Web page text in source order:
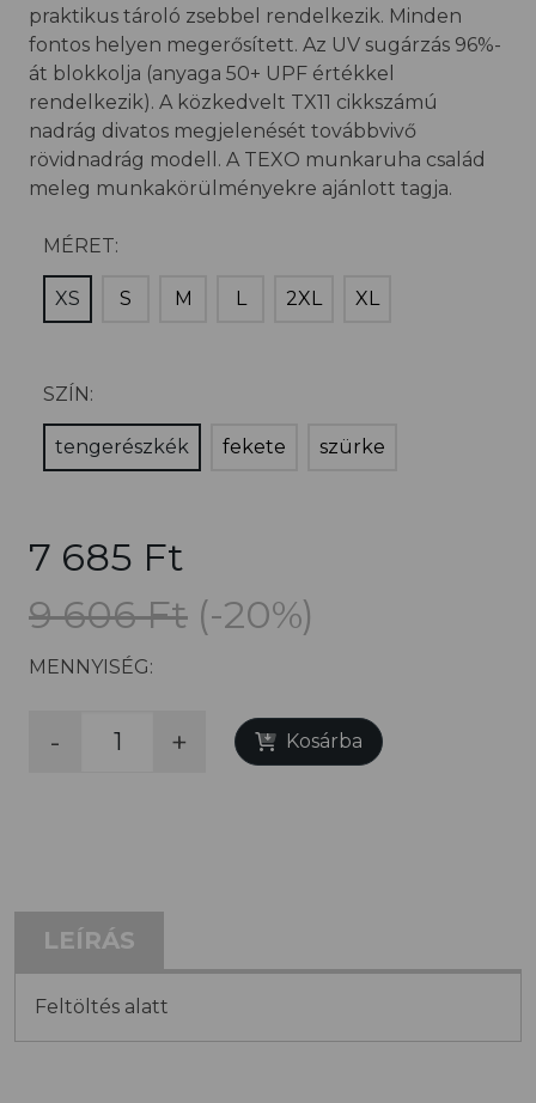
praktikus tároló zsebbel rendelkezik. Minden
fontos helyen megerősített. Az UV sugárzás 96%-
át blokkolja (anyaga 50+ UPF értékkel
rendelkezik). A közkedvelt TX11 cikkszámú
nadrág divatos megjelenését továbbvivő
rövidnadrág modell. A TEXO munkaruha család
meleg munkakörülményekre ajánlott tagja.
MÉRET:
XS S M L 2XL XL
SZÍN:
tengerészkék fekete szürke
7 685 Ft
9 606 Ft (-20%)
MENNYISÉG:
- + Kosárba
LEÍRÁS
Feltöltés alatt